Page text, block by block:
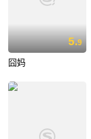
5.9
囧妈